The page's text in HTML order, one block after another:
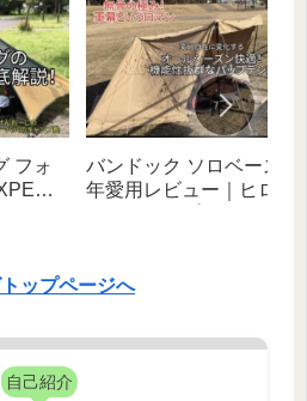
フォ
タ
バンドック ソロベース
年愛用レビュー｜ヒロシ
ップページへ
自己紹介